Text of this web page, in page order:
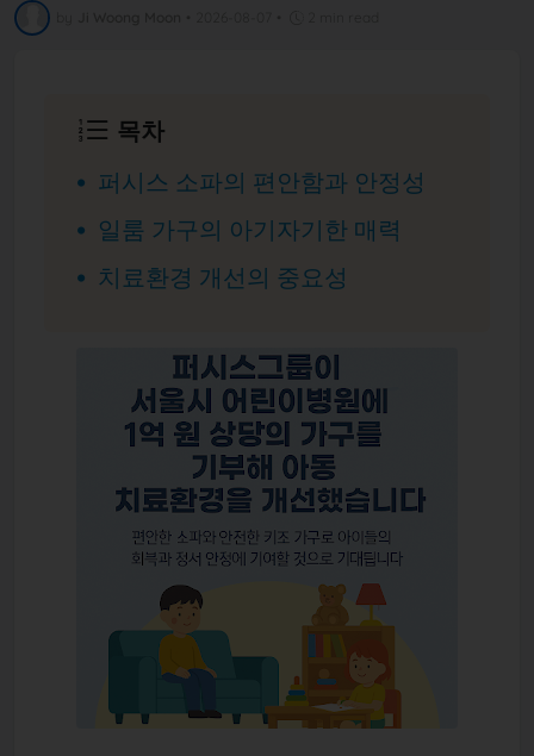
목차
퍼시스 소파의 편안함과 안정성
일룸 가구의 아기자기한 매력
치료환경 개선의 중요성